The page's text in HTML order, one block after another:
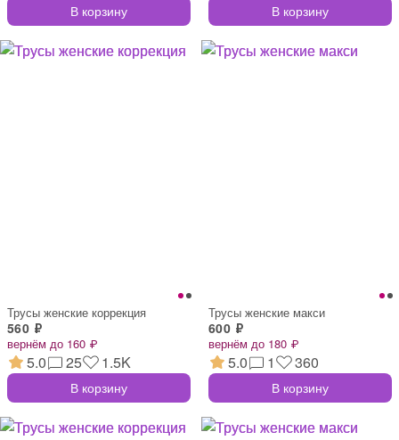
В корзину В корзину
Трусы женские коррекция
560 ₽
вернём до 160 ₽
5.0 25 1.5K
В корзину
Трусы женские макси
600 ₽
вернём до 180 ₽
5.0 1 360
В корзину